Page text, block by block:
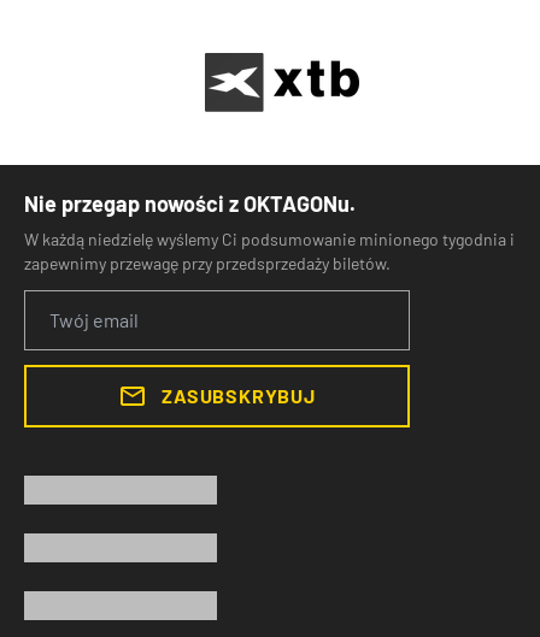
Nie przegap nowości z OKTAGONu.
W każdą niedzielę wyślemy Ci podsumowanie minionego tygodnia i
zapewnimy przewagę przy przedsprzedaży biletów.
ZASUBSKRYBUJ